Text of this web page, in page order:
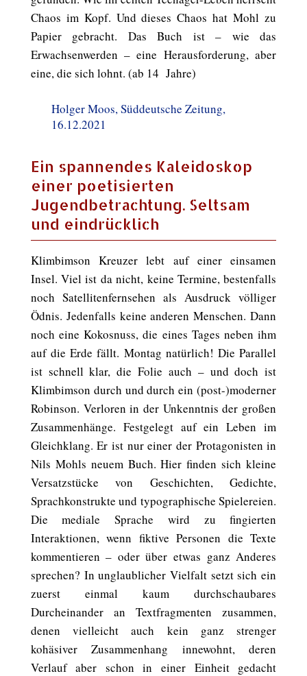
Chaos im Kopf. Und dieses Chaos hat Mohl zu
Papier gebracht. Das Buch ist – wie das
Erwachsenwerden – eine Herausforderung, aber
eine, die sich lohnt. (ab 14 Jahre)
Holger Moos, Süddeutsche Zeitung,
16.12.2021
Ein spannendes Kaleidoskop
einer poetisierten
Jugendbetrachtung. Seltsam
und eindrücklich
Klimbimson Kreuzer lebt auf einer einsamen
Insel. Viel ist da nicht, keine Termine, bestenfalls
noch Satellitenfernsehen als Ausdruck völliger
Ödnis. Jedenfalls keine anderen Menschen. Dann
noch eine Kokosnuss, die eines Tages neben ihm
auf die Erde fällt. Montag natürlich! Die Parallel
ist schnell klar, die Folie auch – und doch ist
Klimbimson durch und durch ein (post-)moderner
Robinson. Verloren in der Unkenntnis der großen
Zusammenhänge. Festgelegt auf ein Leben im
Gleichklang. Er ist nur einer der Protagonisten in
Nils Mohls neuem Buch. Hier finden sich kleine
Versatzstücke von Geschichten, Gedichte,
Sprachkonstrukte und typographische Spielereien.
Die mediale Sprache wird zu fingierten
Interaktionen, wenn fiktive Personen die Texte
kommentieren – oder über etwas ganz Anderes
sprechen? In unglaublicher Vielfalt setzt sich ein
zuerst einmal kaum durchschaubares
Durcheinander an Textfragmenten zusammen,
denen vielleicht auch kein ganz strenger
kohäsiver Zusammenhang innewohnt, deren
Verlauf aber schon in einer Einheit gedacht